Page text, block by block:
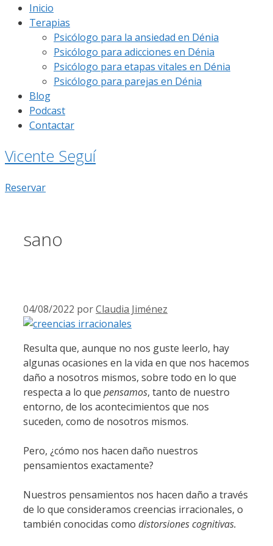
Inicio
Terapias
Psicólogo para la ansiedad en Dénia
Psicólogo para adicciones en Dénia
Psicólogo para etapas vitales en Dénia
Psicólogo para parejas en Dénia
Blog
Podcast
Contactar
Vicente Seguí
Reservar
sano
04/08/2022 porClaudia Jiménez
Resulta que, aunque no nos guste leerlo, hay
algunas ocasiones en la vida en que nos hacemos
daño a nosotros mismos, sobre todo en lo que
respecta a lo que pensamos, tanto de nuestro
entorno, de los acontecimientos que nos
suceden, como de nosotros mismos.
Pero, ¿cómo nos hacen daño nuestros
pensamientos exactamente?
Nuestros pensamientos nos hacen daño a través
de lo que consideramos creencias irracionales, o
también conocidas como distorsiones cognitivas.